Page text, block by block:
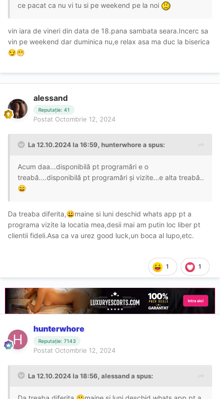
ce pacat ca nu vi tu si pe weekend pe la noi
vin iara de vineri din data de 18.pana sambata seara.Incerc sa
vin pe weekend dar duminica nu,e relax asa ma duc la biserica
😏😁
alessand
Reputație: 41
Postat Octombrie 12, 2024
La 12.10.2024 la 16:59, hunterwhorea spus:
Acum daa...disponibilă pt programări e o
treabă....disponibilă pt programări și vizite...e alta treabă..
😄
Da treaba diferita,😀maine si luni deschid whats app pt a
programa vizite la locatia mea,desii mai am putin loc liber pt
clientii fideli.Asa ca va urez good luck,un boca al lupo,etc.
1 1
hunterwhore
Reputație: 7143
Postat Octombrie 12, 2024
La 12.10.2024 la 18:56, alessanda spus: